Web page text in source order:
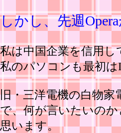
しかし、先週
私は中国企業を信用し
私のパソコンも最初
旧・三洋電機の白物
で、何が言いたいの
思います。